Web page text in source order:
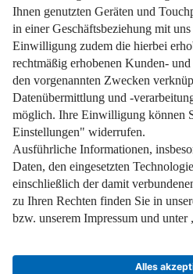
Impressum Datenschutz
Pflichtinformationen AGB
Barrierefreiheit
Cookie-